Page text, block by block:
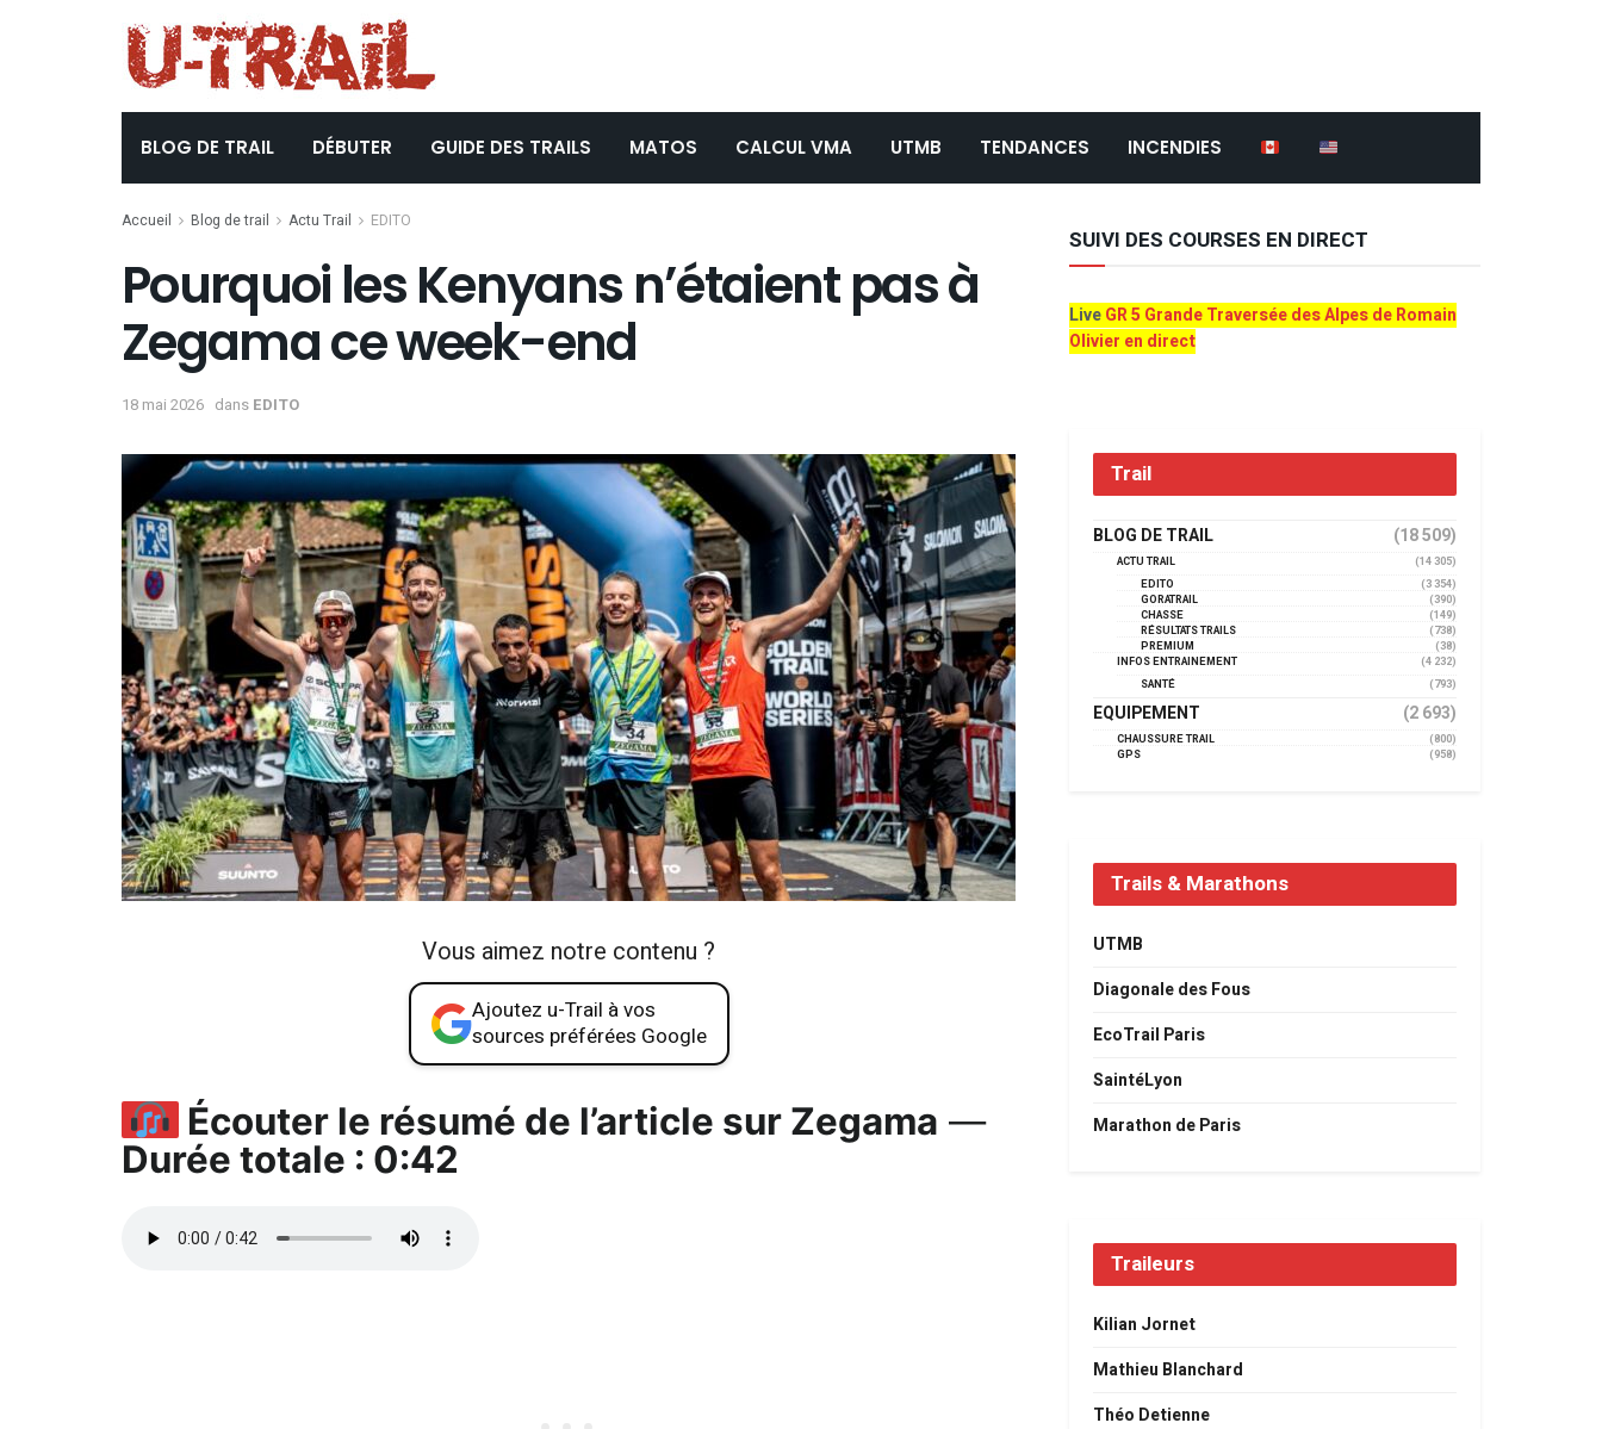
BLOG DE TRAIL DÉBUTER GUIDE DES TRAILS MATOS CALCUL VMA UTMB TENDANCES INCENDIES
Accueil Blog de trail Actu Trail EDITO
Pourquoi les Kenyans n’étaient pas à
Zegama ce week-end
18 mai 2026 dans EDITO
Vous aimez notre contenu ?
Ajoutez u-Trail à vos
sources préférées Google
Écouter le résumé de l’article sur Zegama —
Durée totale : 0:42
SUIVI DES COURSES EN DIRECT
LiveGR 5 Grande Traversée des Alpes de Romain
Olivier en direct
Trail
BLOG DE TRAIL (18 509)
ACTU TRAIL
(14 305)
EDITO
(3 354)
GORATRAIL
(390)
CHASSE
(149)
RÉSULTATS TRAILS
(738)
PREMIUM
(38)
INFOS ENTRAINEMENT
(4 232)
SANTÉ
(793)
EQUIPEMENT (2 693)
CHAUSSURE TRAIL
(800)
GPS
(958)
Trails & Marathons
UTMB
Diagonale des Fous
EcoTrail Paris
SaintéLyon
Marathon de Paris
Traileurs
Kilian Jornet
Mathieu Blanchard
Théo Detienne